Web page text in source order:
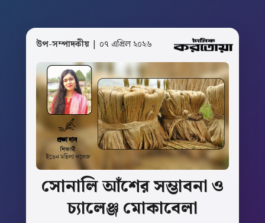
উপ-সম্পাদকীয় | ০৭ এপ্রিল ২০২৬
সোনালিআঁশেরসম্ভাবনাও
চ্যালেঞ্জ মোকাবেলা